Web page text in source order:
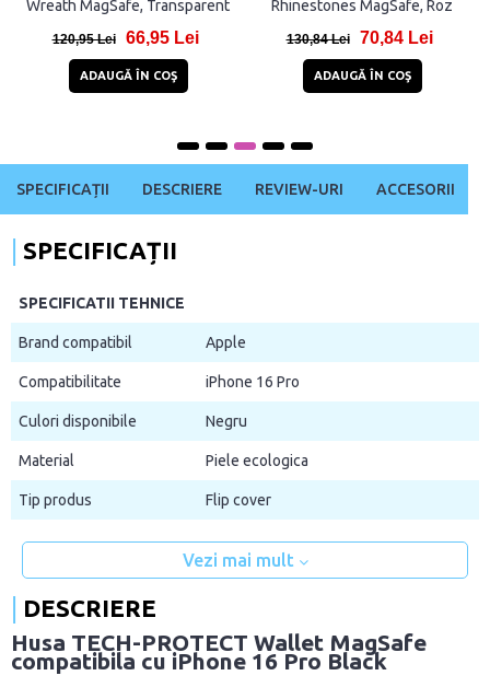
Wreath MagSafe, Transparent
120,95 Lei 66,95 Lei
ADAUGĂ ÎN COŞ
Rhinestones MagSafe, Roz
130,84 Lei 70,84 Lei
ADAUGĂ ÎN COŞ
SPECIFICAȚII DESCRIERE REVIEW-URI ACCESORII
SPECIFICAȚII
SPECIFICATII TEHNICE
Brand compatibil Apple
Compatibilitate iPhone 16 Pro
Culori disponibile Negru
Material Piele ecologica
Tip produs Flip cover
Vezi mai mult
DESCRIERE
Husa TECH-PROTECT Wallet MagSafe
compatibila cu iPhone 16 Pro Black